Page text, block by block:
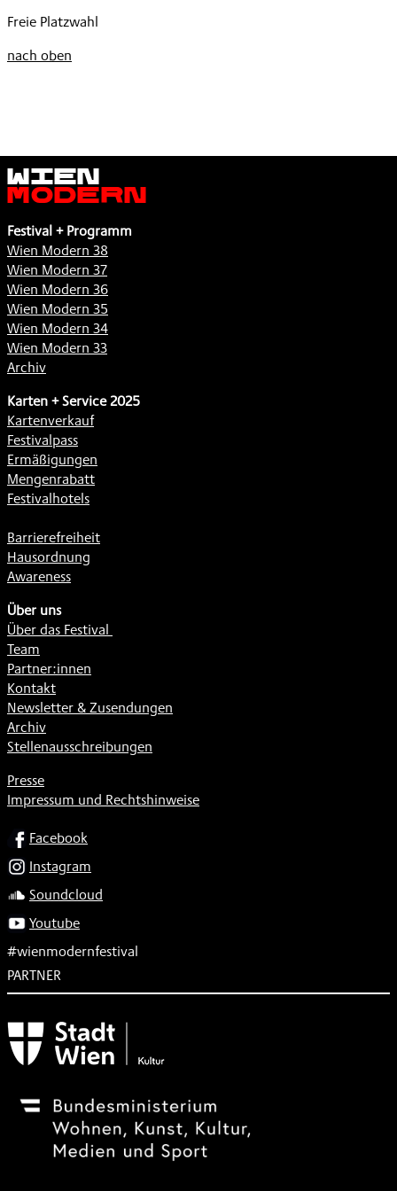
,
Freie Platzwahl
nach oben
Wien
Modern
Festival + Programm
Wien Modern 38
Wien Modern 37
Wien Modern 36
Wien Modern 35
Wien Modern 34
Wien Modern 33
Archiv
Karten + Service 2025
Kartenverkauf
Festivalpass
Ermäßigungen
Mengenrabatt
Festivalhotels
Barrierefreiheit
Hausordnung
Awareness
Über uns
Über das Festival
Team
Partner:innen
Kontakt
Newsletter & Zusendungen
Archiv
Stellenausschreibungen
Presse
Impressum und Rechtshinweise
SOCIALFacebook
Instagram
Soundcloud
Youtube
#wienmodernfestival
PARTNER
Subventionsgeber